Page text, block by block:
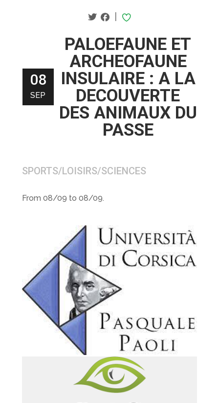
|
08
SEP
PALOEFAUNE ET
ARCHEOFAUNE
INSULAIRE : A LA
DECOUVERTE
DES ANIMAUX DU
PASSE
SPORTS/LOISIRS/SCIENCES
From 08/09 to 08/09.